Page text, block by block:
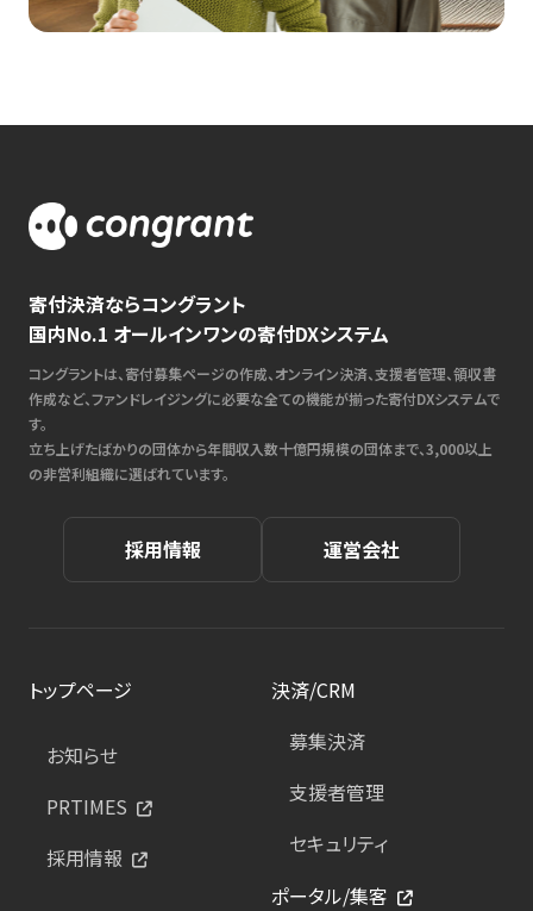
寄付決済ならコングラント
国内No.1 オールインワンの寄付DXシステム
コングラントは、寄付募集ページの作成、オンライン決済、支援者管理、領収書
作成など、ファンドレイジングに必要な全ての機能が揃った寄付DXシステムで
す。
立ち上げたばかりの団体から年間収入数十億円規模の団体まで、3,000以上
の非営利組織に選ばれています。
採用情報 運営会社
トップページ
お知らせ
PRTIMES
採用情報
決済/CRM
募集決済
支援者管理
セキュリティ
ポータル/集客